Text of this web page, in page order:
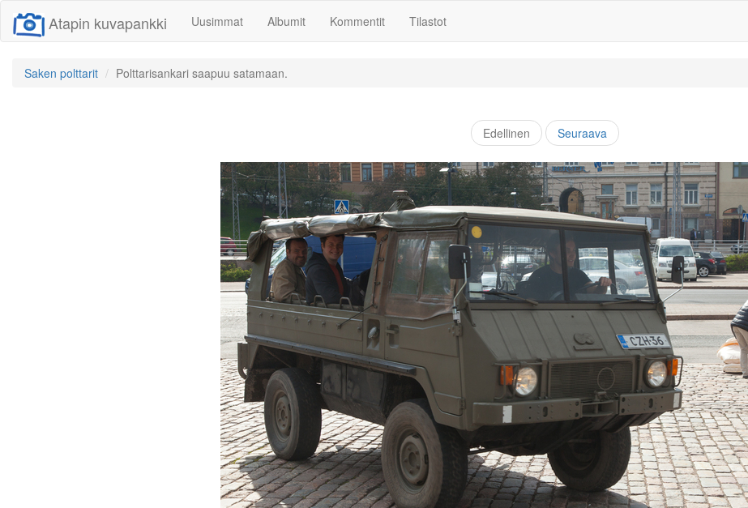
Atapin kuvapankki Uusimmat Albumit Kommentit Tilastot
Saken polttarit Polttarisankari saapuu satamaan.
Edellinen Seuraava